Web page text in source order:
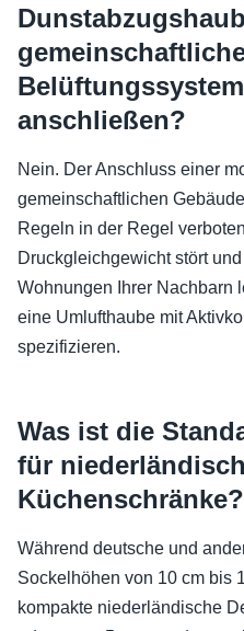
anschließen?
Nein. Der Anschluss einer
gemeinschaftlichen
Regeln in der Regel
Druckgleichgewicht stört
Wohnungen Ihrer Nachbarn
eine Umlufthaube mit
spezifizieren.
Was ist die
für
Küchenschränke?
Während deutsche und
Sockelhöhen von 10 cm bis
kompakte niederländische